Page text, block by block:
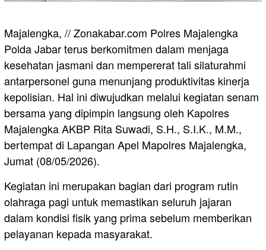
Majalengka, // Zonakabar.com Polres Majalengka
Polda Jabar terus berkomitmen dalam menjaga
kesehatan jasmani dan mempererat tali silaturahmi
antarpersonel guna menunjang produktivitas kinerja
kepolisian. Hal ini diwujudkan melalui kegiatan senam
bersama yang dipimpin langsung oleh Kapolres
Majalengka AKBP Rita Suwadi, S.H., S.I.K., M.M.,
bertempat di Lapangan Apel Mapolres Majalengka,
Jumat (08/05/2026).
Kegiatan ini merupakan bagian dari program rutin
olahraga pagi untuk memastikan seluruh jajaran
dalam kondisi fisik yang prima sebelum memberikan
pelayanan kepada masyarakat.